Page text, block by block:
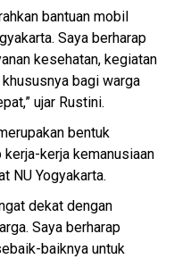
bantuan mobil
Saya berharap
kesehatan, kegiatan
bagi warga
ujar Rustini.
bentuk
kerja-kerja kemanusiaan
NU Yogyakarta.
dekat dengan
Saya berharap
baiknya untuk